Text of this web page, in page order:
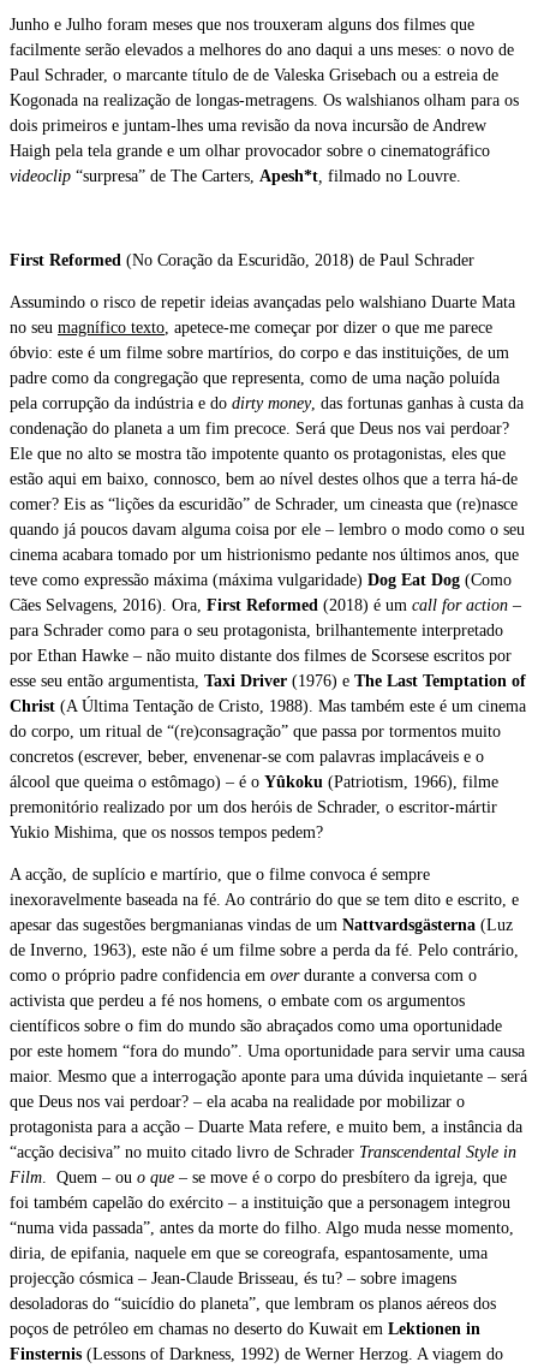
Junho e Julho foram meses que nos trouxeram alguns dos filmes que
facilmente serão elevados a melhores do ano daqui a uns meses: o novo de
Paul Schrader, o marcante título de de Valeska Grisebach ou a estreia de
Kogonada na realização de longas-metragens. Os walshianos olham para os
dois primeiros e juntam-lhes uma revisão da nova incursão de Andrew
Haigh pela tela grande e um olhar provocador sobre o cinematográfico
videoclip “surpresa” de The Carters, Apesh*t filmado no Louvre.
First Reformed (No Coração da Escuridão, 2018) de Paul Schrader
Assumindo o risco de repetir ideias avançadas pelo walshiano Duarte Mata
no seu magnífico texto , apetece-me começar por dizer o que me parece
óbvio: este é um filme sobre martírios, do corpo e das instituições, de um
padre como da congregação que representa, como de uma nação poluída
pela corrupção da indústria e do dirty money, das fortunas ganhas à custa da
condenação do planeta a um fim precoce. Será que Deus nos vai perdoar?
Ele que no alto se mostra tão impotente quanto os protagonistas, eles que
estão aqui em baixo, connosco, bem ao nível destes olhos que a terra há-de
comer? Eis as “lições da escuridão” de Schrader, um cineasta que (re)nasce
quando já poucos davam alguma coisa por ele – lembro o modo como o seu
cinema acabara tomado por um histrionismo pedante nos últimos anos, que
teve como expressão máxima (máxima vulgaridade) Dog Eat Dog (Como
Cães Selvagens, 2016). Ora, First Reformed (2018) é um call for action –
para Schrader como para o seu protagonista, brilhantemente interpretado
por Ethan Hawke – não muito distante dos filmes de Scorsese escritos por
esse seu então argumentista, Taxi Driver (1976) e The Last Temptation of
Christ (A Última Tentação de Cristo, 1988). Mas também este é um cinema
do corpo, um ritual de “(re)consagração” que passa por tormentos muito
concretos (escrever, beber, envenenar-se com palavras implacáveis e o
álcool que queima o estômago) – é o Yûkoku (Patriotism, 1966), filme
premonitório realizado por um dos heróis de Schrader, o escritor-mártir
Yukio Mishima, que os nossos tempos pedem?
A acção, de suplício e martírio, que o filme convoca é sempre
inexoravelmente baseada na fé. Ao contrário do que se tem dito e escrito, e
apesar das sugestões bergmanianas vindas de um Nattvardsgästerna (Luz
de Inverno, 1963), este não é um filme sobre a perda da fé. Pelo contrário,
como o próprio padre confidencia em over durante a conversa com o
activista que perdeu a fé nos homens, o embate com os argumentos
científicos sobre o fim do mundo são abraçados como uma oportunidade
por este homem “fora do mundo”. Uma oportunidade para servir uma causa
maior. Mesmo que a interrogação aponte para uma dúvida inquietante – será
que Deus nos vai perdoar? – ela acaba na realidade por mobilizar o
protagonista para a acção – Duarte Mata refere, e muito bem, a instância da
“acção decisiva” no muito citado livro de Schrader Transcendental Style in
Film . Quem – ou o que – se move é o corpo do presbítero da igreja, que
foi também capelão do exército – a instituição que a personagem integrou
“numa vida passada”, antes da morte do filho. Algo muda nesse momento,
diria, de epifania, naquele em que se coreografa, espantosamente, uma
projecção cósmica – Jean-Claude Brisseau, és tu? – sobre imagens
desoladoras do “suicídio do planeta”, que lembram os planos aéreos dos
poços de petróleo em chamas no deserto do Kuwait em Lektionen in
Finsternis (Lessons of Darkness, 1992) de Werner Herzog. A viagem do